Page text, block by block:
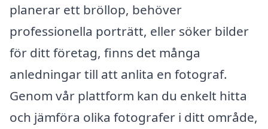
planerar ett bröllop, behöver
professionella porträtt, eller söker bilder
för ditt företag, finns det många
anledningar till att anlita en fotograf.
Genom vår plattform kan du enkelt hitta
och jämföra olika fotografer i ditt område,